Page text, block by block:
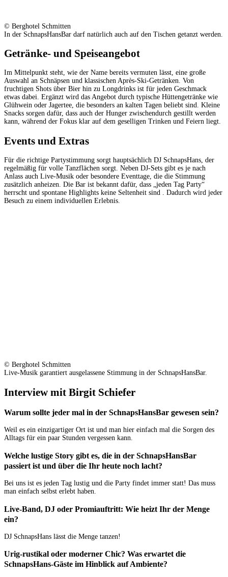
© Berghotel Schmitten
In der SchnapsHansBar darf natürlich auch auf den Tischen getanzt werden.
Getränke- und Speiseangebot
Im Mittelpunkt steht, wie der Name bereits vermuten lässt, eine große
Auswahl an Schnäpsen und klassischen Après-Ski-Getränken. Von
fruchtigen Shots über Bier hin zu Longdrinks ist für jeden Geschmack
etwas dabei. Ergänzt wird das Angebot durch typische Hüttengetränke wie
Glühwein oder Jagertee, die besonders an kalten Tagen beliebt sind. Kleine
Snacks sorgen dafür, dass auch der Hunger zwischendurch gestillt werden
kann, während der Fokus klar auf dem geselligen Trinken und Feiern liegt.
Events und Extras
Für die richtige Partystimmung sorgt hauptsächlich DJ SchnapsHans, der
regelmäßig für volle Tanzflächen sorgt. Neben DJ-Sets gibt es je nach
Anlass auch Live-Musik oder besondere Eventtage, die die Stimmung
zusätzlich anheizen. Die Bar ist bekannt dafür, dass „jeden Tag Party“
herrscht und spontane Highlights keine Seltenheit sind . Dadurch wird jeder
Besuch zu einem individuellen Erlebnis.
© Berghotel Schmitten
Live-Musik garantiert ausgelassene Stimmung in der SchnapsHansBar.
Interview mit Birgit Schiefer
Warum sollte jeder mal in der SchnapsHansBar gewesen sein?
Weil es ein einzigartiger Ort ist und man hier einfach mal die Sorgen des
Alltags für ein paar Stunden vergessen kann.
Welche lustige Story gibt es, die in der SchnapsHansBar
passiert ist und über die Ihr heute noch lacht?
Bei uns ist es jeden Tag lustig und die Party findet immer statt! Das muss
man einfach selbst erlebt haben.
Live-Band, DJ oder Promiauftritt: Wie heizt Ihr der Menge
ein?
DJ SchnapsHans lässt die Menge tanzen!
Urig-rustikal oder moderner Chic? Was erwartet die
SchnapsHans-Gäste im Hinblick auf Ambiente?